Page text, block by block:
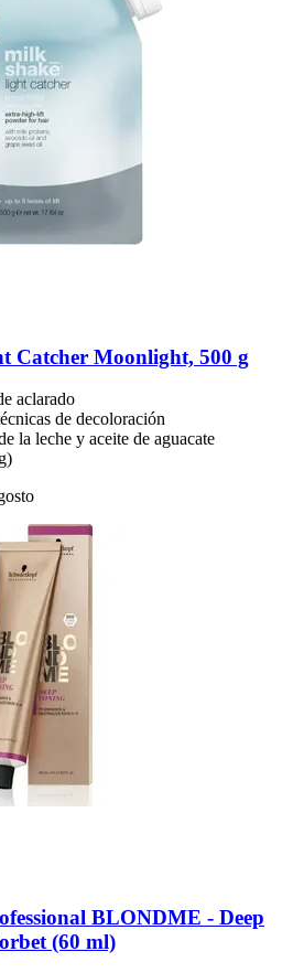
Catcher Moonlight, 500 g
aclarado
de decoloración
la leche y aceite de aguacate
BLONDME -​ Deep
(60 ml)